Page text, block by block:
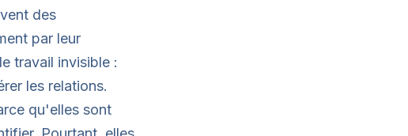
des
par leur
travail invisible :
les relations.
qu'elles sont